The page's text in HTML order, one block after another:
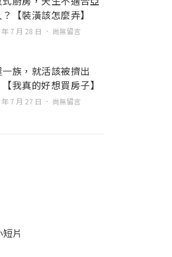
【裝潢該怎麼弄】
7 月 28 日 尚無留言
族，就活該被擠出
我真的好想買房子】
7 月 27 日 尚無留言
片